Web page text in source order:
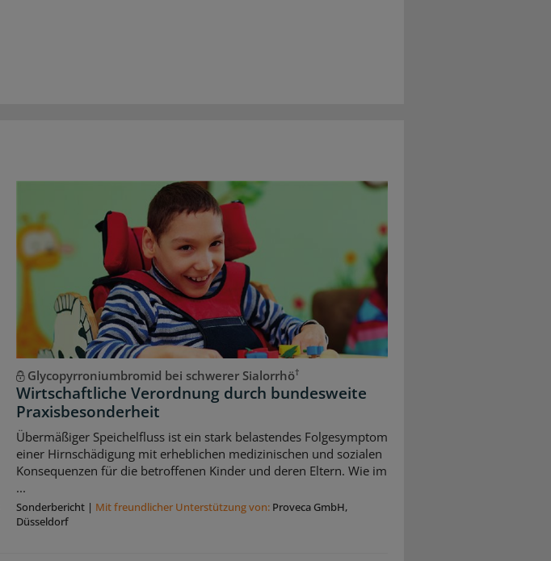
Glycopyrroniumbromid bei schwerer Sialorrhö†
Wirtschaftliche Verordnung durch bundesweite
Praxisbesonderheit
Übermäßiger Speichelfluss ist ein stark belastendes Folgesymptom
einer Hirnschädigung mit erheblichen medizinischen und sozialen
Konsequenzen für die betroffenen Kinder und deren Eltern. Wie im
...
Sonderbericht | Mit freundlicher Unterstützung von: Proveca GmbH,
Düsseldorf